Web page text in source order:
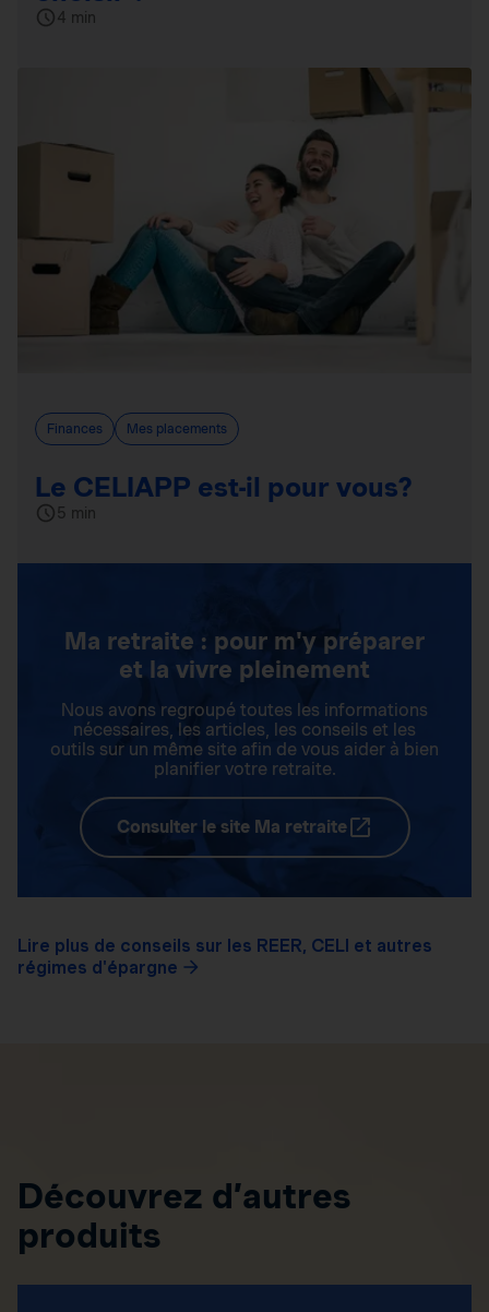
4 min
Finances Mes placements
Le CELIAPP est-il pour vous?
5 min
Ma retraite : pour m'y préparer
et la vivre pleinement
Nous avons regroupé toutes les informations
nécessaires, les articles, les conseils et les
outils sur un même site afin de vous aider à bien
planifier votre retraite.
Consulter le site Ma retraite
Lire plus de conseils sur les REER, CELI et autres
régimes d'épargne
Découvrez d’autres
produits